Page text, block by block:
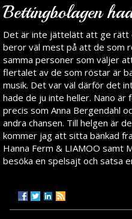
Bettingbolagen
Det är inte jättelätt att ge rätt
beror väl mest på att de som
samma personer som väljer
flertalet av de som röstar är
musik. Det var väl därför det
hade de ju inte heller. Nano
precis som Anna Bergendahl
andra chansen. Till helgen är
kommer jag att sitta bänkad
Hanna Ferm & LIAMOO samt
besöka en spelsajt och satsa